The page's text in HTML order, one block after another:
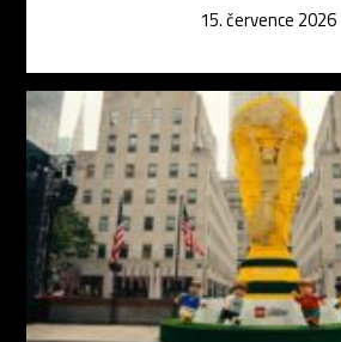
15. července 2026